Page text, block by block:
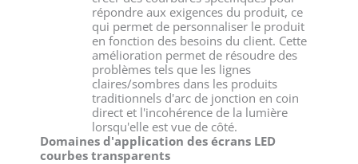
répondre aux exigences du produit, ce
qui permet de personnaliser le produit
en fonction des besoins du client. Cette
amélioration permet de résoudre des
problèmes tels que les lignes
claires/sombres dans les produits
traditionnels d'arc de jonction en coin
direct et l'incohérence de la lumière
lorsqu'elle est vue de côté.
Domaines d'application des écrans LED
courbes transparents